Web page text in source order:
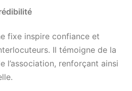
fixe inspire confiance et
Il témoigne de la
l’association, renforçant ainsi